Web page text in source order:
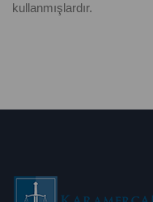
kullanmışlardır.